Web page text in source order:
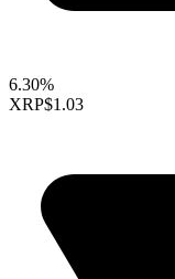
6.30%
XRP$1.03